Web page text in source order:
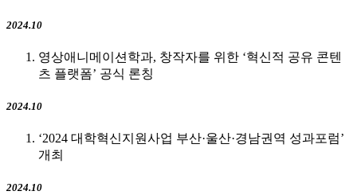
2024.10
영상애니메이션학과, 창작자를 위한 ‘혁신적 공유 콘텐
츠 플랫폼’ 공식 론칭
2024.10
‘2024 대학혁신지원사업 부산·울산·경남권역 성과포럼’
개최
2024.10